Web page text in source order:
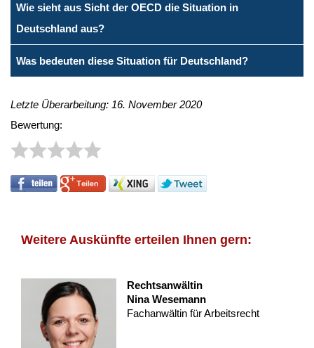
Wie sieht aus Sicht der OECD die Situation in
Deutschland aus?
Was bedeuten diese Situation für Deutschland?
Letzte Überarbeitung: 16. November 2020
Bewertung:
Weitere Auskünfte erteilen Ihnen gern:
Rechtsanwältin
Nina Wesemann
Fachanwältin für Arbeitsrecht